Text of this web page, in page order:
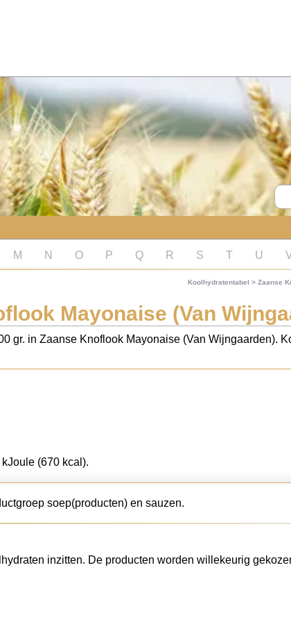
M N O P Q R S T U
Koolhydratentabel > Zaanse
Mayonaise (Van
gr. in Zaanse Knoflook Mayonaise (Van Wijngaarden).
(670 kcal).
soep(producten) en sauzen.
inzitten. De producten worden willekeurig